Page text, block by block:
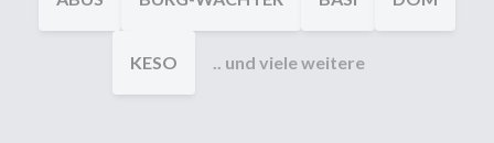
KESO .. und viele weitere